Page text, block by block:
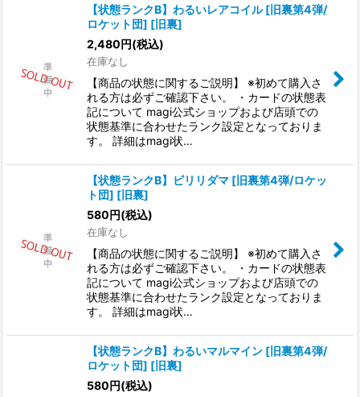
【状態ランクB】わるいレアコイル [旧裏第4弾/
ロケット団] [旧裏]
2,480円(税込)
在庫なし
【商品の状態に関するご説明】 ※初めて購入さ
れる方は必ずご確認下さい。 ・カードの状態表
記について magi公式ショップおよび店頭での
状態基準に合わせたランク設定となっておりま
す。 詳細はmagi状…
【状態ランクB】ビリリダマ [旧裏第4弾/ロケッ
ト団] [旧裏]
580円(税込)
在庫なし
【商品の状態に関するご説明】 ※初めて購入さ
れる方は必ずご確認下さい。 ・カードの状態表
記について magi公式ショップおよび店頭での
状態基準に合わせたランク設定となっておりま
す。 詳細はmagi状…
【状態ランクB】わるいマルマイン [旧裏第4弾/
ロケット団] [旧裏]
580円(税込)